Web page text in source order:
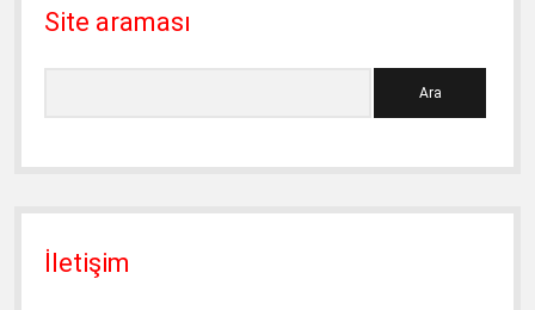
Site araması
İletişim